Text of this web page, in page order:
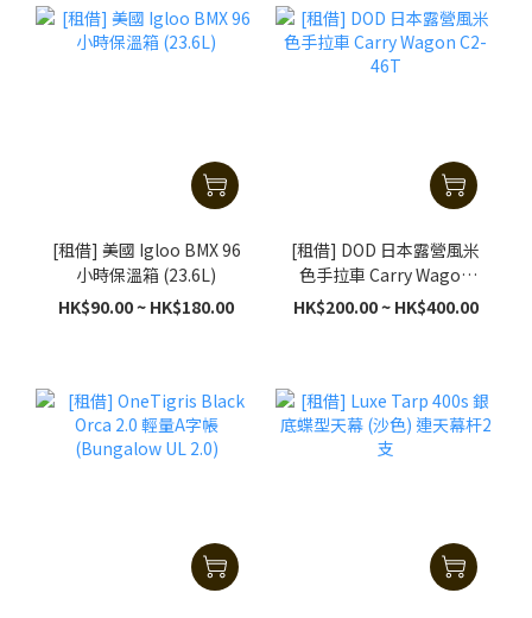
[租借] 美國 Igloo BMX 96
小時保溫箱 (23.6L)
HK$90.00 ~ HK$180.00
[租借] DOD 日本露營風米
色手拉車 Carry Wagon
C2-46T
HK$200.00 ~ HK$400.00